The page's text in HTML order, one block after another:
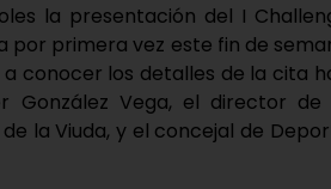
la presentación del I
por primera vez este fin de
conocer los detalles de la cita
González Vega, el director de
la Viuda, y el concejal de